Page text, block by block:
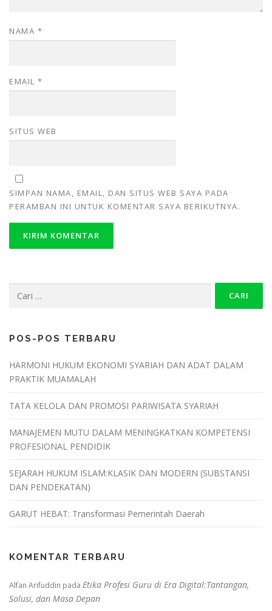
NAMA *
EMAIL *
SITUS WEB
SIMPAN NAMA, EMAIL, DAN SITUS WEB SAYA PADA
PERAMBAN INI UNTUK KOMENTAR SAYA BERIKUTNYA.
POS-POS TERBARU
HARMONI HUKUM EKONOMI SYARIAH DAN ADAT DALAM
PRAKTIK MUAMALAH
TATA KELOLA DAN PROMOSI PARIWISATA SYARIAH
MANAJEMEN MUTU DALAM MENINGKATKAN KOMPETENSI
PROFESIONAL PENDIDIK
SEJARAH HUKUM ISLAM:KLASIK DAN MODERN (SUBSTANSI
DAN PENDEKATAN)
GARUT HEBAT: Transformasi Pemerintah Daerah
KOMENTAR TERBARU
Alfan Arifuddin pada Etika Profesi Guru di Era Digital:Tantangan,
Solusi, dan Masa Depan